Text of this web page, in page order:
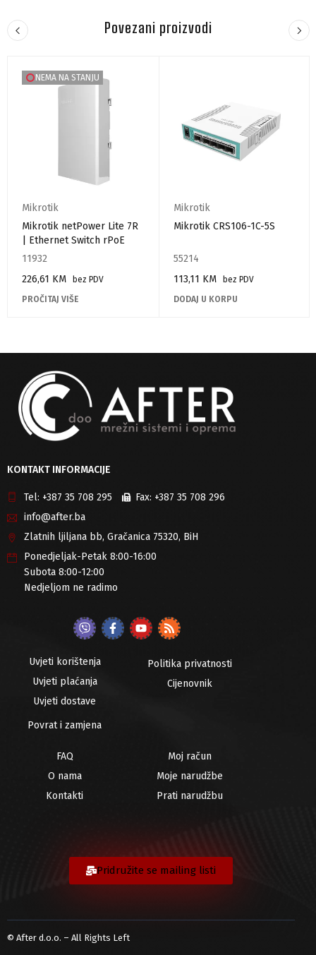
Povezani proizvodi
NEMA NA STANJU
Mikrotik
Mikrotik netPower Lite 7R
| Ethernet Switch rPoE
11932
226,61 KM
bez PDV
PROČITAJ VIŠE
Mikrotik
Mikrotik CRS106-1C-5S
55214
113,11 KM
bez PDV
DODAJ U KORPU
KONTAKT INFORMACIJE
Tel: +387 35 708 295 Fax: +387 35 708 296
info@after.ba
Zlatnih ljiljana bb, Gračanica 75320, BiH
Ponedjeljak-Petak 8:00-16:00
Subota 8:00-12:00
Nedjeljom ne radimo
Uvjeti korištenja
Uvjeti plaćanja
Uvjeti dostave
Povrat i zamjena
Politika privatnosti
Cijenovnik
FAQ
O nama
Kontakti
Moj račun
Moje narudžbe
Prati narudžbu
Pridružite se mailing listi
© After d.o.o. – All Rights Left